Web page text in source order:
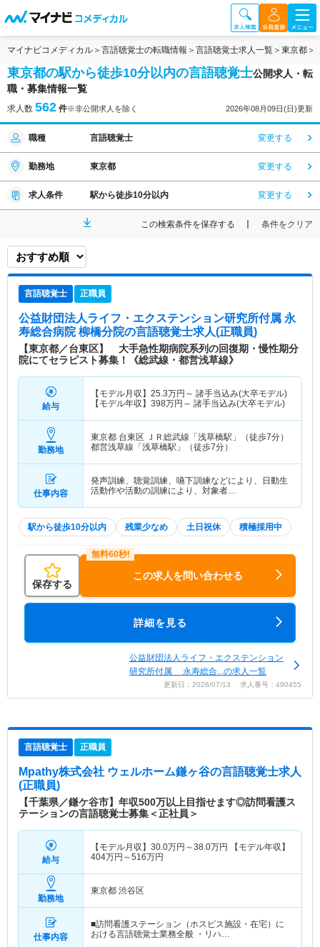
マイナビコメディカル 言語聴覚士の転職情報 言語聴覚士求人一覧 東京都
東京都の駅から徒歩10分以内の言語聴覚士公開求人・転
職・募集情報一覧
求人数 562 件※非公開求人を除く 2026年08月09日(日)更新
職種 言語聴覚士 変更する
勤務地 東京都 変更する
求人条件 駅から徒歩10分以内 変更する
この検索条件を保存する 条件をクリア
言語聴覚士 正職員
公益財団法人ライフ・エクステンション研究所付属 永
寿総合病院 柳橋分院の言語聴覚士求人(正職員)
【東京都／台東区】 大手急性期病院系列の回復期・慢性期分
院にてセラピスト募集！《総武線・都営浅草線》
給与
【モデル月収】 25.3万円～
【モデル年収】 398万円～ 諸手当込み(大卒モデル)
勤務地
東京都 台東区
ＪＲ総武線「浅草橋駅」（徒歩7分）
都営浅草線「浅草橋駅」（徒歩7分）
仕事内容
発声訓練、聴覚訓練、嚥下訓練などにより、日動生
活動作や活動の訓練により、対象者…
駅から徒歩10分以内 残業少なめ 土日祝休 積極採用中
保存する
この求人を問い合わせる
詳細を見る
公益財団法人ライフ・エクステンション
研究所付属 永寿総合...の求人一覧
更新日：2026/07/13 求人番号：490455
言語聴覚士 正職員
Mpathy株式会社 ウェルホーム鎌ヶ谷の言語聴覚士求人
(正職員)
【千葉県／鎌ケ谷市】年収500万以上目指せます◎訪問看護ス
テーションの言語聴覚士募集＜正社員＞
給与
【モデル月収】 30.0万円～38.0万円 【モデル年収】
404万円～516万円
勤務地
東京都 渋谷区
仕事内容
■訪問看護ステーション（ホスピス施設・在宅）に
おける言語聴覚士業務全般 ・リハ…